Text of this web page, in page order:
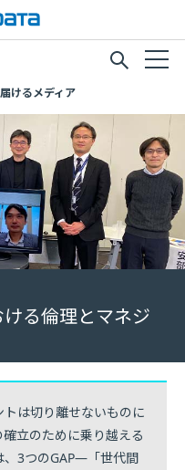
けるメディア
る倫理とマネジ
は切り離せないものに
立のために乗り越える
、3つのGAP―「世代間